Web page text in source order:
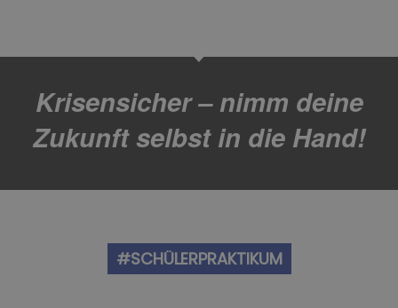
Krisensicher – nimm deine
Zukunft selbst in die Hand!
#SCHÜLERPRAKTIKUM